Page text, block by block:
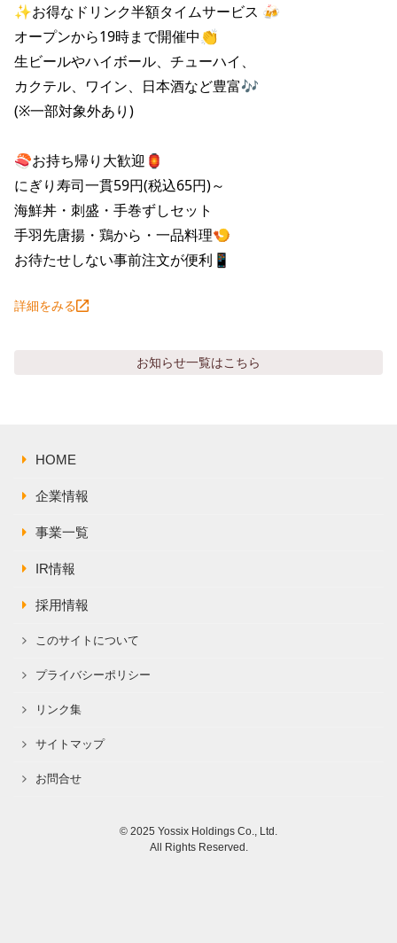
海老どて食堂
華花
決算短信
決算説明資料
有価証券報告書等法定開示資料
株主通信
株主総会関連資料
その他IR資料
適時開示資料
株価情報
電子公告
FAQ
サイトマップ
✨お得なドリンク半額タイムサービス 🍻
オープンから19時まで開催中👏
生ビールやハイボール、チューハイ、
カクテル、ワイン、日本酒など豊富🎶
(※一部対象外あり)
🍣お持ち帰り大歓迎🏮
にぎり寿司一貫59円(税込65円)～
海鮮丼・刺盛・手巻ずしセット
手羽先唐揚・鶏から・一品料理🍤
お待たせしない事前注文が便利📱
詳細をみる
お知らせ一覧はこちら
HOME
企業情報
事業一覧
IR情報
採用情報
このサイトについて
プライバシーポリシー
リンク集
サイトマップ
お問合せ
© 2025 Yossix Holdings Co., Ltd.
All Rights Reserved.